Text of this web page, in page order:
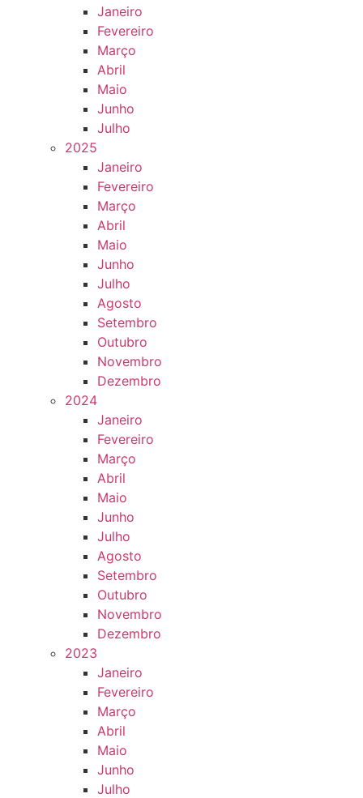
Janeiro
Fevereiro
Março
Abril
Maio
Junho
Julho
2025
Janeiro
Fevereiro
Março
Abril
Maio
Junho
Julho
Agosto
Setembro
Outubro
Novembro
Dezembro
2024
Janeiro
Fevereiro
Março
Abril
Maio
Junho
Julho
Agosto
Setembro
Outubro
Novembro
Dezembro
2023
Janeiro
Fevereiro
Março
Abril
Maio
Junho
Julho